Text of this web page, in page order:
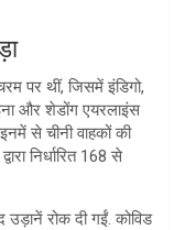
पर थीं, जिसमें इंडिगो,
और शेडोंग एयरलाइंस
से चीनी वाहकों की
निर्धारित 168 से
उड़ानें रोक दी गईं. कोविड